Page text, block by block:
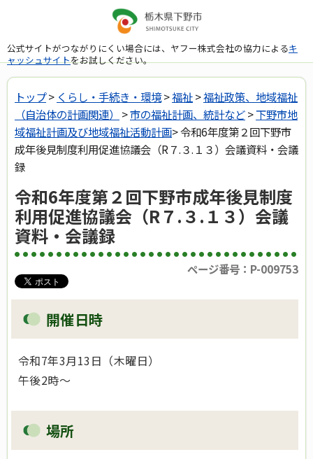
公式サイトがつながりにくい場合には、ヤフー株式会社の協力によるキ
ャッシュサイトをお試しください。
トップ> くらし・手続き・環境>福祉>福祉政策、地域福祉
（自治体の計画関連）
>市の福祉計画、統計など>下野市地
域福祉計画及び地域福祉活動計画> 令和6年度第２回下野市
成年後見制度利用促進協議会（R７.３.１３）会議資料・会議
録
令和6年度第２回下野市成年後見制度
利用促進協議会（R７.３.１３）会議
資料・会議録
ページ番号：P-009753
開催日時
令和7年3月13日（木曜日）
午後2時～
場所